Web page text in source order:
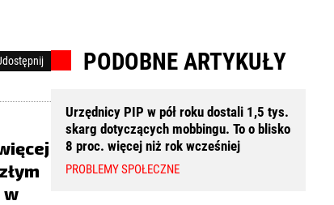
w
PODOBNE ARTYKUŁY
Urzędnicy PIP w pół roku dostali 1,5 tys.
skarg dotyczących mobbingu. To o blisko
8 proc. więcej niż rok wcześniej
PROBLEMY SPOŁECZNE